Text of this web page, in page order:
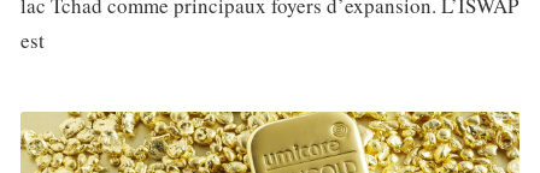
lac Tchad comme principaux foyers d’expansion. L’ISWAP
est